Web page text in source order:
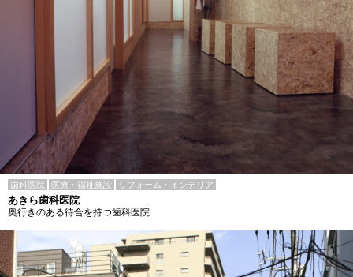
歯科医院 医療・福祉施設 リフォーム・インテリア
あきら歯科医院
奥行きのある待合を持つ歯科医院